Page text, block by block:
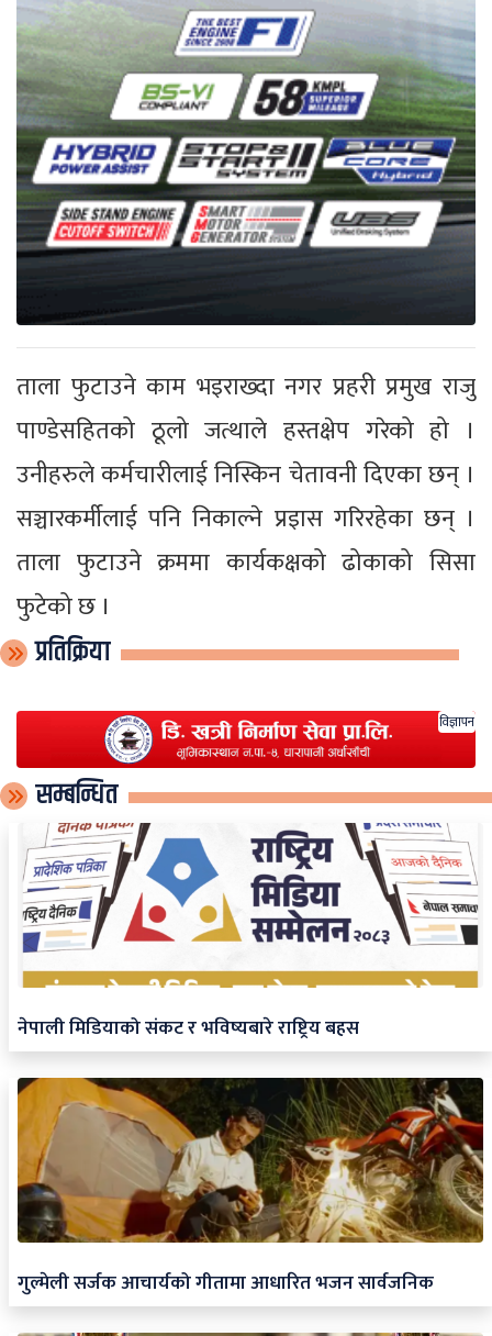
ताला फुटाउने काम भइराख्दा नगर प्रहरी प्रमुख राजु
पाण्डेसहितको ठूलो जत्थाले हस्तक्षेप गरेको हो ।
उनीहरुले कर्मचारीलाई निस्किन चेतावनी दिएका छन् ।
सञ्चारकर्मीलाई पनि निकाल्ने प्रइास गरिरहेका छन् ।
ताला फुटाउने क्रममा कार्यकक्षको ढोकाको सिसा
फुटेको छ ।
प्रतिक्रिया
विज्ञापन
सम्बन्धित
नेपाली मिडियाको संकट र भविष्यबारे राष्ट्रिय बहस
गुल्मेली सर्जक आचार्यको गीतामा आधारित भजन सार्वजनिक